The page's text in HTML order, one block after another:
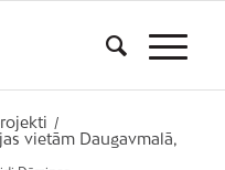
/
vietām Daugavmalā,